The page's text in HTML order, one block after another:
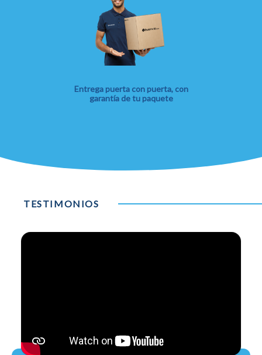
Entrega puerta con puerta, con
garantía de tu paquete
TESTIMONIOS